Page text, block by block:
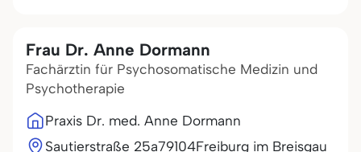
Frau Dr. Anne Dormann
Fachärztin für Psychosomatische Medizin und
Psychotherapie
Praxis Dr. med. Anne Dormann
Sautierstraße 25a79104Freiburg im Breisgau